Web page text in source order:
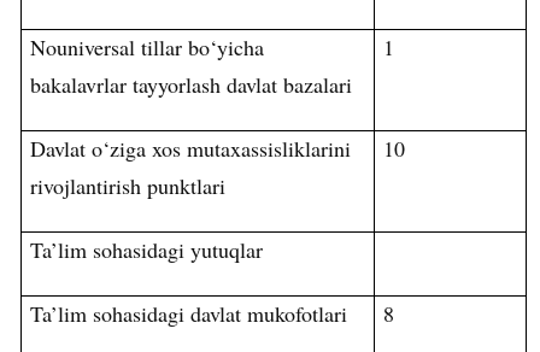
Nouniversal tillar bo‘yicha
bakalavrlar tayyorlash davlat bazalari
1
Davlat o‘ziga xos mutaxassisliklarini
rivojlantirish punktlari
10
Ta’lim sohasidagi yutuqlar
Ta’lim sohasidagi davlat mukofotlari 8